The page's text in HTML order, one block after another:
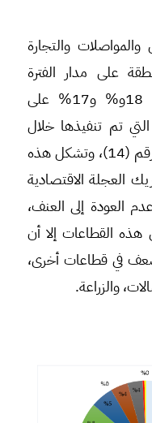
والتجارة
على مدار الفترة
الماضية، وحازت على 19% 18و% و17% على
تم تنفيذها خلال
الفترة كلها كما يظهر في الشكل رقم (14)، وتشكل هذه
العجلة الاقتصادية
العودة إلى العنف،
هذه القطاعات إلا أن
في قطاعات أخرى،
والزراعة.